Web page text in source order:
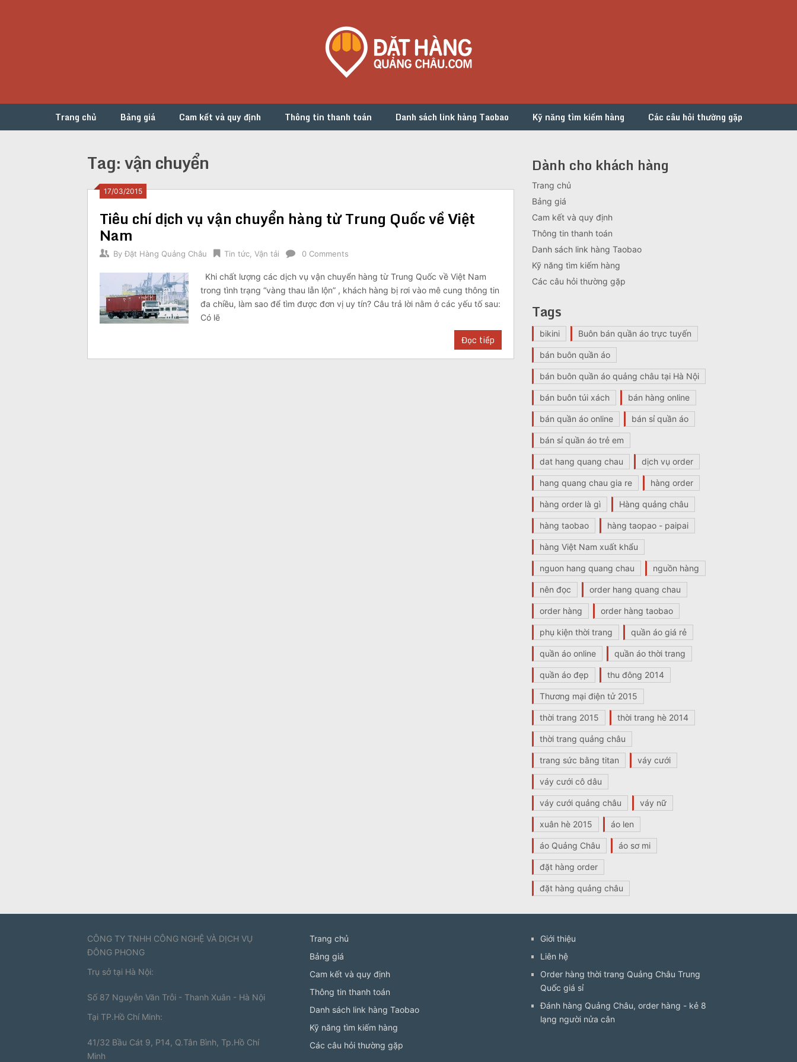
Trang chủ Bảng giá Cam kết và quy định Thông tin thanh toán Danh sách link hàng Taobao Kỹ năng tìm kiếm hàng Các câu hỏi thường gặp
Tag:vận chuyển
17/03/2015
Tiêu chí dịch vụ vận chuyển hàng từ Trung Quốc về Việt
Nam
By Đặt Hàng Quảng Châu Tin tức Vận tải 0 Comments
Khi chất lượng các dịch vụ vận chuyển hàng từ Trung Quốc về Việt Nam
trong tình trạng “vàng thau lẫn lộn” , khách hàng bị rơi vào mê cung thông tin
đa chiều, làm sao để tìm được đơn vị uy tín? Câu trả lời nằm ở các yếu tố sau:
Có lẽ
Đọc tiếp
Posts
navigation
Dành cho khách hàng
Trang chủ
Bảng giá
Cam kết và quy định
Thông tin thanh toán
Danh sách link hàng Taobao
Kỹ năng tìm kiếm hàng
Các câu hỏi thường gặp
Tags
bikini Buôn bán quần áo trực tuyến
bán buôn quần áo
bán buôn quần áo quảng châu tại Hà Nội
bán buôn túi xách bán hàng online
bán quần áo online bán sỉ quần áo
bán sỉ quần áo trẻ em
dat hang quang chau dịch vụ order
hang quang chau gia re hàng order
hàng order là gì Hàng quảng châu
hàng taobao hàng taopao - paipai
hàng Việt Nam xuất khẩu
nguon hang quang chau nguồn hàng
nên đọc order hang quang chau
order hàng order hàng taobao
phụ kiện thời trang quần áo giá rẻ
quần áo online quần áo thời trang
quần áo đẹp thu đông 2014
Thương mại điện tử 2015
thời trang 2015 thời trang hè 2014
thời trang quảng châu
trang sức bằng titan váy cưới
váy cưới cô dâu
váy cưới quảng châu váy nữ
xuân hè 2015 áo len
áo Quảng Châu áo sơ mi
đặt hàng order
đặt hàng quảng châu
CÔNG TY TNHH CÔNG NGHỆ VÀ DỊCH VỤ
ĐÔNG PHONG
Trụ sở tại Hà Nội:
Số 87 Nguyễn Văn Trỗi - Thanh Xuân - Hà Nội
Tại TP.Hồ Chí Minh:
41/32 Bầu Cát 9, P14, Q.Tân Bình, Tp.Hồ Chí
Minh
Trang chủ
Bảng giá
Cam kết và quy định
Thông tin thanh toán
Danh sách link hàng Taobao
Kỹ năng tìm kiếm hàng
Các câu hỏi thường gặp
Giới thiệu
Liên hệ
Order hàng thời trang Quảng Châu Trung
Quốc giá sỉ
Đánh hàng Quảng Châu, order hàng - kẻ 8
lạng người nửa cân